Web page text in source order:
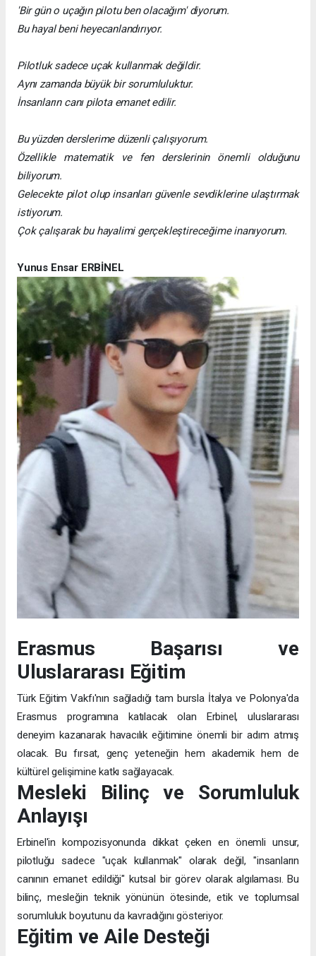
'Bir gün o uçağın pilotu ben olacağım' diyorum.
Bu hayal beni heyecanlandırıyor.
Pilotluk sadece uçak kullanmak değildir.
Aynı zamanda büyük bir sorumluluktur.
İnsanların canı pilota emanet edilir.
Bu yüzden derslerime düzenli çalışıyorum.
Özellikle matematik ve fen derslerinin önemli olduğunu
biliyorum.
Gelecekte pilot olup insanları güvenle sevdiklerine ulaştırmak
istiyorum.
Çok çalışarak bu hayalimi gerçekleştireceğime inanıyorum.
Yunus Ensar ERBİNEL
Erasmus Başarısı ve
Uluslararası Eğitim
Türk Eğitim Vakfı'nın sağladığı tam bursla İtalya ve Polonya'da
Erasmus programına katılacak olan Erbinel, uluslararası
deneyim kazanarak havacılık eğitimine önemli bir adım atmış
olacak. Bu fırsat, genç yeteneğin hem akademik hem de
kültürel gelişimine katkı sağlayacak.
Mesleki Bilinç ve Sorumluluk
Anlayışı
Erbinel'in kompozisyonunda dikkat çeken en önemli unsur,
pilotluğu sadece "uçak kullanmak" olarak değil, "insanların
canının emanet edildiği" kutsal bir görev olarak algılaması. Bu
bilinç, mesleğin teknik yönünün ötesinde, etik ve toplumsal
sorumluluk boyutunu da kavradığını gösteriyor.
Eğitim ve Aile Desteği